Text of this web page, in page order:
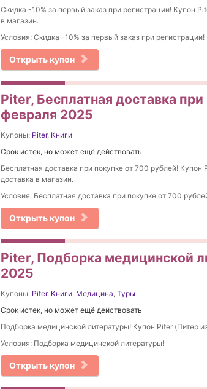
Скидка -10% за первый заказ при регистрации! Купон
в магазин.
Условия: Скидка -10% за первый заказ при регистрации!
Открыть купон
Piter, Бесплатная доставка
февраля 2025
Купоны: Piter, Книги
Срок истек, но может ещё действовать
Бесплатная доставка при покупке от 700 рублей! Купон
доставка в магазин.
Условия: Бесплатная доставка при покупке от 700
Открыть купон
Piter, Подборка медицинской
2025
Купоны: Piter, Книги, Медицина, Туры
Срок истек, но может ещё действовать
Подборка медицинской литературы! Купон Piter (Питер
Условия: Подборка медицинской литературы!
Открыть купон